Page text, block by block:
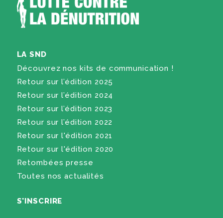
LA SND
Découvrez nos kits de communication !
Retour sur l’édition 2025
Retour sur l’édition 2024
Retour sur l’édition 2023
Retour sur l’édition 2022
Retour sur l'édition 2021
Retour sur l'édition 2020
Retombées presse
Toutes nos actualités
S'INSCRIRE